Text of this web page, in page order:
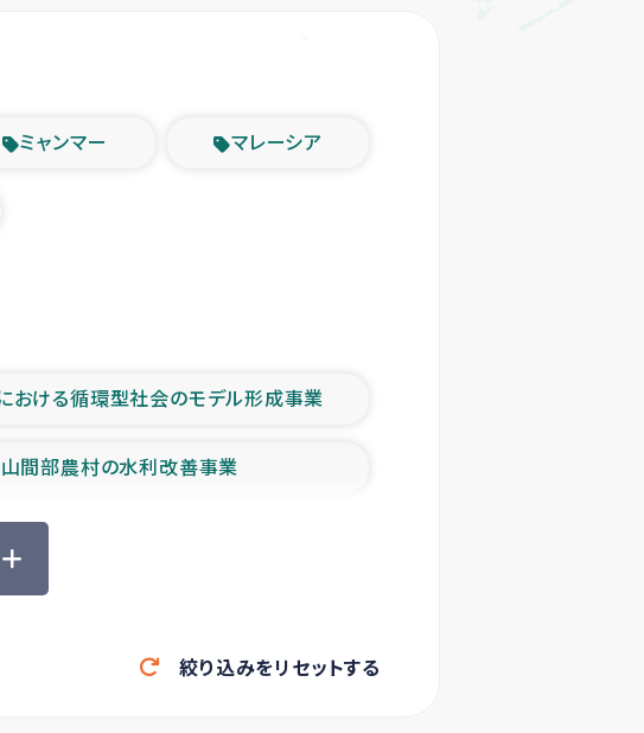
ミャンマー マレーシア
おける循環型社会のモデル形成事業
山間部農村の水利改善事業
森林保全型農業の支援事業
大雨による洪水被災者支援
国内避難民・帰還民の生活再建支援
絞り込みをリセットする